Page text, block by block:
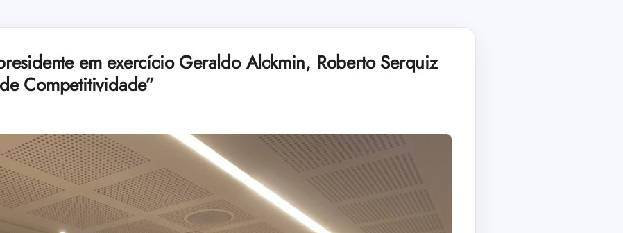
em exercício Geraldo Alckmin, Roberto Serquiz
Competitividade”